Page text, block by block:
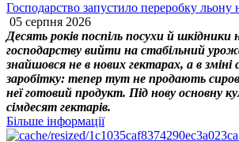
Господарство запустило переробку льону
05 серпня 2026
Десять років поспіль посухи й шкідники
господарству вийти на стабільний
знайшовся не в нових гектарах, а в зміні
заробітку: тепер тут не продають
неї готовий продукт. Під нову основну
сімдесят гектарів.
Більше інформації